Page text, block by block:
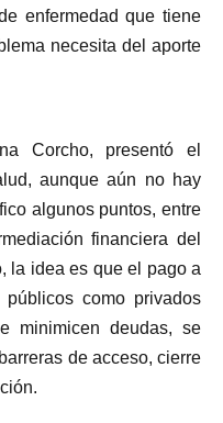
enfermedad que tiene
necesita del aporte
Corcho, presentó el
aunque aún no hay
algunos puntos, entre
financiera del
la idea es que el pago a
como privados
minimicen deudas, se
de acceso, cierre